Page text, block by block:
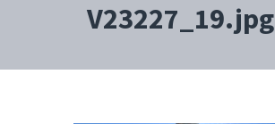
V23227_19.jpg